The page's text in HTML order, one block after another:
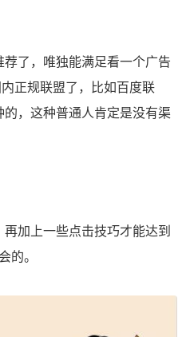
了，唯独能满足看一个广告
正规联盟了，比如百度联
的，这种普通人肯定是没有渠
加上一些点击技巧才能达到
的。